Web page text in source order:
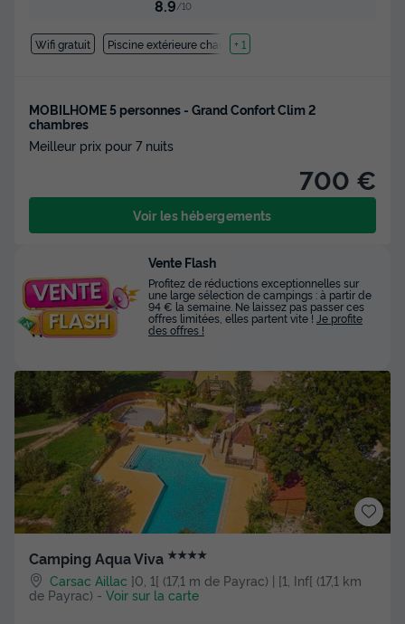
8.9/10
Wifi gratuit Piscine extérieure chauffée
+ 1
MOBILHOME 5 personnes - Grand Confort Clim 2
chambres
Meilleur prix pour 7 nuits
700 €
Voir les hébergements
Camping Aqua Viva ★★★★
Carsac Aillac ]0, 1[ (17,1 m de Payrac) | [1, Inf[ (17,1 km
de Payrac) - Voir sur la carte
Vente Flash
Profitez de réductions exceptionnelles sur
une large sélection de campings : à partir de
94 € la semaine. Ne laissez pas passer ces
offres limitées, elles partent vite ! Je profite
des offres !